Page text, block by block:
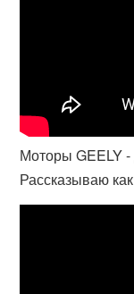
Моторы GEELY
Рассказываю